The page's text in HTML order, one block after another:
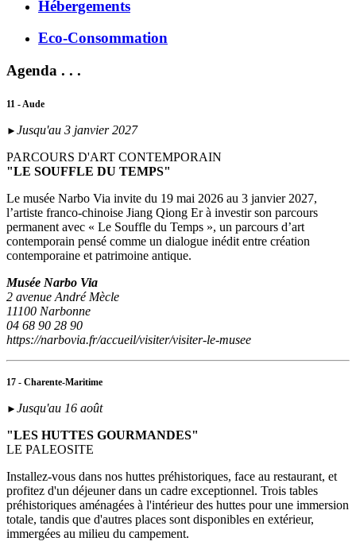
Hébergements
Eco-Consommation
Agenda . . .
11 - Aude
► Jusqu'au 3 janvier 2027
PARCOURS D'ART CONTEMPORAIN
"LE SOUFFLE DU TEMPS"
Le musée Narbo Via invite du 19 mai 2026 au 3 janvier 2027,
l’artiste franco-chinoise Jiang Qiong Er à investir son parcours
permanent avec « Le Souffle du Temps », un parcours d’art
contemporain pensé comme un dialogue inédit entre création
contemporaine et patrimoine antique.
Musée Narbo Via
2 avenue André Mècle
11100 Narbonne
04 68 90 28 90
https://narbovia.fr/accueil/visiter/visiter-le-musee
17 - Charente-Maritime
► Jusqu'au 16 août
"LES HUTTES GOURMANDES"
LE PALEOSITE
Installez-vous dans nos huttes préhistoriques, face au restaurant, et
profitez d'un déjeuner dans un cadre exceptionnel. Trois tables
préhistoriques aménagées à l'intérieur des huttes pour une immersion
totale, tandis que d'autres places sont disponibles en extérieur,
immergées au milieu du campement.